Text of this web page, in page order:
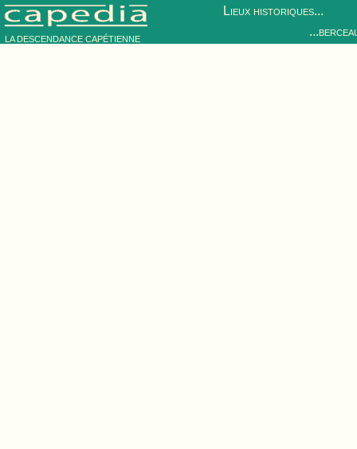
LA DESCENDANCE CAPÉTIENNE
Lieux historiques...